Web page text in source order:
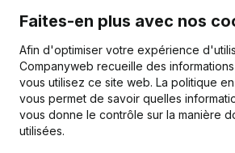
Faites-en plus avec nos
Afin d'optimiser votre expérience
Companyweb recueille des
vous utilisez ce site web. La politique
vous permet de savoir quelles
vous donne le contrôle sur la manière
utilisées.
Français
Kantorenpark Everest